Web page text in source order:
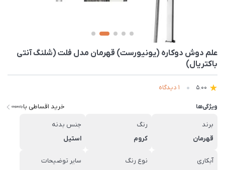
علم دوش دوکاره (یونیورست) قهرمان مدل فلت (شلنگ آنتی
باکتریال)
5.00 1 دیدگاه
ویژگی‌ها خرید اقساطی با
برند
قهرمان
رنگ
کروم
جنس بدنه
استیل
آبکاری
نوع رنگ
سایر توضیحات